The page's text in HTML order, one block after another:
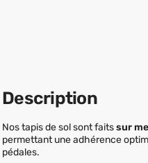
Description
Nos tapis de sol sont faitssur
permettant une adhérence
pédales.